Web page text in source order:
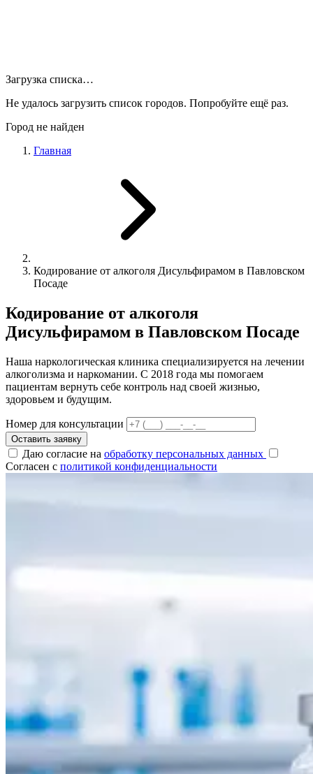
Загрузка списка…
Не удалось загрузить список городов. Попробуйте ещё раз.
Город не найден
Главная
Кодирование от алкоголя Дисульфирамом в Павловском
Посаде
Кодирование от алкоголя
Дисульфирамом в Павловском Посаде
Наша наркологическая клиника специализируется на лечении
алкоголизма и наркомании. С 2018 года мы помогаем
пациентам вернуть себе контроль над своей жизнью,
здоровьем и будущим.
Номер для консультации
Оставить заявку
Даю согласие на обработку персональных данных
Согласен с политикой конфиденциальности